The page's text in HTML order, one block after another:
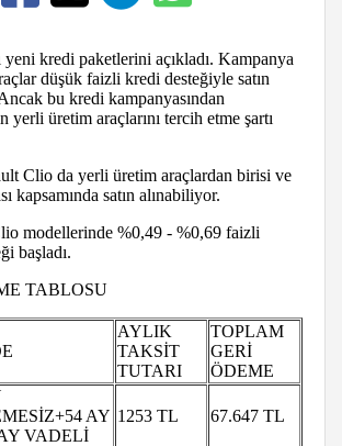
yeni kredi paketlerini açıkladı. Kampanya
düşük faizli kredi desteğiyle satın
bu kredi kampanyasından
yerli üretim araçlarını tercih etme şartı
Clio da yerli üretim araçlardan birisi ve
kapsamında satın alınabiliyor.
modellerinde %0,49 - %0,69 faizli
başladı.
TABLOSU
AYLIK
TAKSİT
TUTARI
TOPLAM
GERİ
ÖDEME
AY
VADELİ
1253 TL 67.647 TL